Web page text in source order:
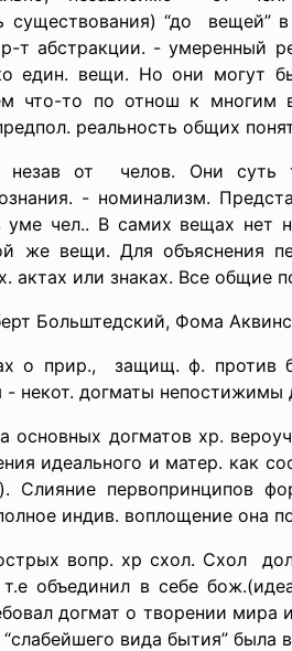
существования) “до
т абстракции. -
един. вещи. Но они могут
что-то по отнош к
реальность общих
незав от челов. Они суть
- номинализм.
чел.. В самих вещах нет
же вещи. Для объяснения
актах или знаках. Все общие
Больштедский, Фома
о прир., защищ. ф. против
догматы непостижимы
основных догматов хр.
идеального и матер. как
Слияние первопринципов
индив. воплощение она
вопр. хр схол. Схол
объединил в себе
догмат о творении
вида бытия” была